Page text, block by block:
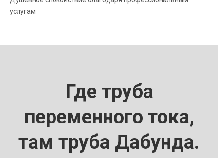
услугам
Где труба
переменного тока,
там труба Дабунда.